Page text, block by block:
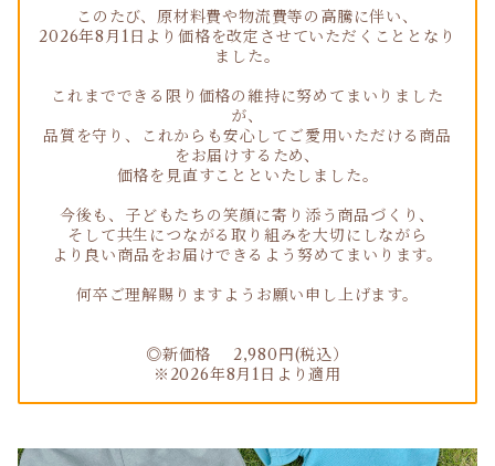
このたび、原材料費や物流費等の高騰に伴い、
2026年8月1日より価格を改定させていただくこととなり
ました。
これまでできる限り価格の維持に努めてまいりました
が、
品質を守り、これからも安心してご愛用いただける商品
をお届けするため、
価格を見直すことといたしました。
今後も、子どもたちの笑顔に寄り添う商品づくり、
そして共生につながる取り組みを大切にしながら
より良い商品をお届けできるよう努めてまいります。
何卒ご理解賜りますようお願い申し上げます。
◎新価格 2,980円(税込）
※2026年8月1日より適用